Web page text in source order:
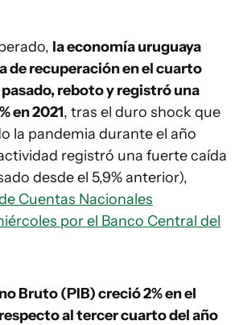
la economía uruguaya
de recuperación en el cuarto
reboto y registró una
en 2021, tras el duro shock que
la pandemia durante el año
registró una fuerte caída
desde el 5,9% anterior),
Cuentas Nacionales
por el Banco Central del
Bruto (PIB) creció 2% en el
al tercer cuarto del año